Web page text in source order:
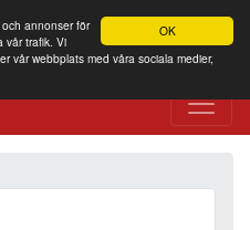
OK
annonser för
vår trafik. Vi
vår webbplats med våra sociala medier,